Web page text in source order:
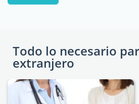
Todo lo necesario
extranjero